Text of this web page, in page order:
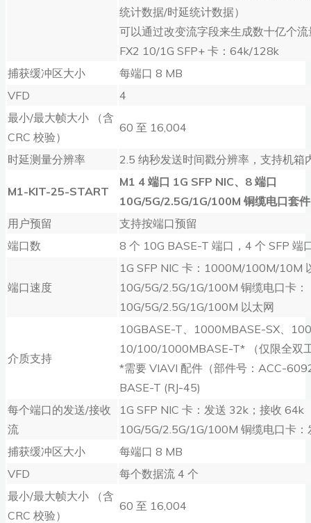
统计数据/时延统计数据）
可以通过改变流字段来生成数十亿个流
FX2 10/1G SFP+ 卡：64k/128k
捕获缓冲区大小
每端口 8 MB
VFD
4
最小/最大帧大小 （含
CRC 校验）
60 至 16,004
时延测量分辨率 2.5 纳秒发送时间戳分辨率，支持机箱
M1-KIT-25-START
M1 4 端口 1G SFP NIC、 8 端口
10G/5G/2.5G/1G/100M 铜缆电口套件
用户预留
支持按端口预留
端口数
8 个 10G BASE-T 端口，4 个 SFP 端
端口速度
1G SFP NIC 卡：1000M/100M/10M
10G/5G/2.5G/1G/100M 铜缆电口卡：
10G/5G/2.5G/1G/100M 以太网
介质支持
10GBASE-T、1000MBASE-SX、
10/100/1000MBASE-T* （仅限全双
*需要 VIAVI 配件（部件号：ACC-
BASE-T (RJ-45)
每个端口的发送/接收
流
1G SFP NIC 卡：发送 32k；接收 64k
10G/5G/2.5G/1G/100M 铜缆电口卡
捕获缓冲区大小
每端口 8 MB
VFD
每个数据流 4 个
最小/最大帧大小 （含
CRC 校验）
60 至 16,004